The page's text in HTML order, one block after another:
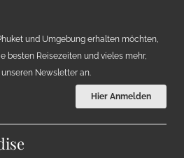
und Umgebung erhalten möchten,
besten Reisezeiten und vieles mehr,
Newsletter an.
Hier Anmelden